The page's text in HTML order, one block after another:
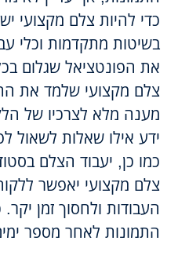
כדי להיות צלם מקצועי
בשיטות מתקדמות וכלי
את הפונטציאל שגלום
צלם מקצועי שלמד את
מענה מלא לצרכיו של
ידע אילו שאלות לשאול
כמו כן, יעבוד הצלם
צלם מקצועי יאפשר
העבודות ולחסוך זמן
התמונות לאחר מספר